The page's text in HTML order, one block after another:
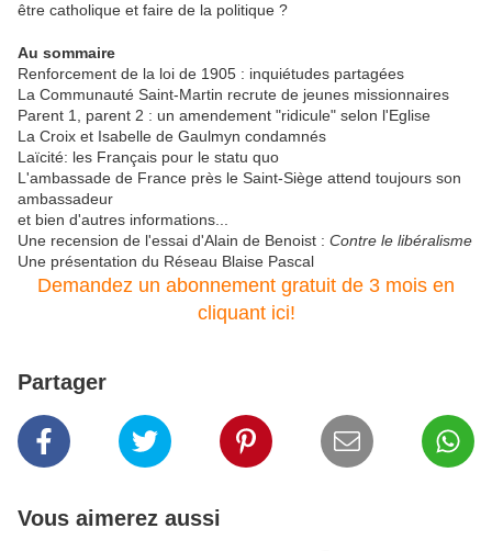
être catholique et faire de la politique ?
Au sommaire
Renforcement de la loi de 1905 : inquiétudes partagées
La Communauté Saint-Martin recrute de jeunes missionnaires
Parent 1, parent 2 : un amendement "ridicule" selon l'Eglise
La Croix et Isabelle de Gaulmyn condamnés
Laïcité: les Français pour le statu quo
L'ambassade de France près le Saint-Siège attend toujours son
ambassadeur
et bien d'autres informations...
Une recension de l'essai d'Alain de Benoist : Contre le libéralisme
Une présentation du Réseau Blaise Pascal
Demandez un abonnement gratuit de 3 mois en
cliquant ici!
Partager
Vous aimerez aussi